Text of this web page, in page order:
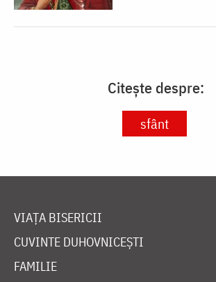
Citește despre:
sfânt
VIAȚA BISERICII
CUVINTE DUHOVNICEȘTI
FAMILIE